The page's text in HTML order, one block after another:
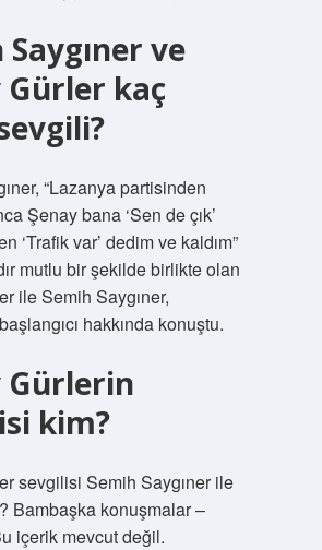
Saygıner ve
Gürler kaç
“Lazanya partisinden
Şenay bana ‘Sen de çık’
‘Trafik var’ dedim ve kaldım”
mutlu bir şekilde birlikte olan
ile Semih Saygıner,
hakkında konuştu.
Gürlerin
kim?
sevgilisi Semih Saygıner ile
Bambaşka konuşmalar –
içerik mevcut değil.